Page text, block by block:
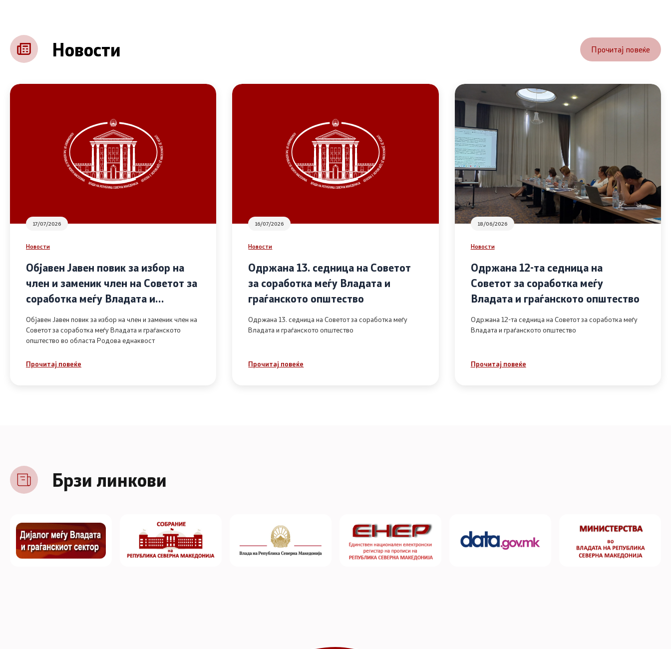
Новости Прочитај повеќе
17/07/2026
Новости
Објавен Јавен повик за избор на
член и заменик член на Советот за
соработка меѓу Владата и
граѓанското општество во областа
Родова еднаквост
Објавен Јавен повик за избор на член и заменик член на
Советот за соработка меѓу Владата и граѓанското
општество во областа Родова еднаквост
Прочитај повеќе
16/07/2026
Новости
Одржана 13. седница на Советот
за соработка меѓу Владата и
граѓанското општество
Одржана 13. седница на Советот за соработка меѓу
Владата и граѓанското општество
Прочитај повеќе
18/06/2026
Новости
Одржана 12-та седница на
Советот за соработка меѓу
Владата и граѓанското општество
Одржана 12-та седница на Советот за соработка меѓу
Владата и граѓанското општество
Прочитај повеќе
Брзи линкови